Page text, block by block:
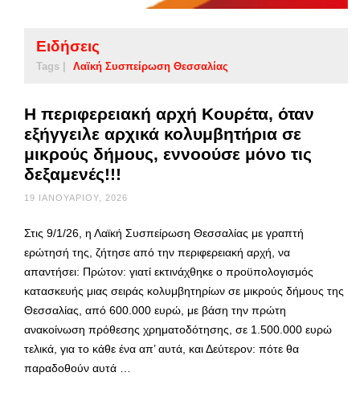
Ειδήσεις
Tags | Λαϊκή Συσπείρωση Θεσσαλίας
Η περιφερειακή αρχή Κουρέτα, όταν
εξήγγειλε αρχικά κολυμβητήρια σε
μικρούς δήμους, εννοούσε μόνο τις
δεξαμενές!!!
19 ΙΑΝΟΥΑΡΊΟΥ, 2026
Στις 9/1/26, η Λαϊκή Συσπείρωση Θεσσαλίας με γραπτή
ερώτησή της, ζήτησε από την περιφερειακή αρχή, να
απαντήσει: Πρώτον: γιατί εκτινάχθηκε ο προϋπολογισμός
κατασκευής μιας σειράς κολυμβητηρίων σε μικρούς δήμους της
Θεσσαλίας, από 600.000 ευρώ, με βάση την πρώτη
ανακοίνωση πρόθεσης χρηματοδότησης, σε 1.500.000 ευρώ
τελικά, για το κάθε ένα απ’ αυτά, και Δεύτερον: πότε θα
παραδοθούν αυτά …